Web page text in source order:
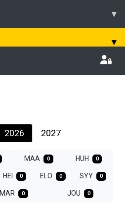
▾
▾
2026 2027
MAA 0 HUH 0
HEI 0 ELO 0 SYY 0
MAR 0 JOU 0